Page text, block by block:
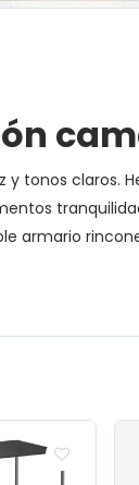
y tonos
armario